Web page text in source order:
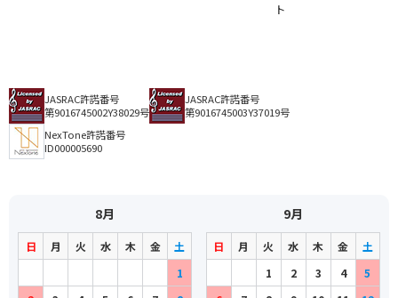
ト
JASRAC許諾番号
第9016745002Y38029号
JASRAC許諾番号
第9016745003Y37019号
NexTone許諾番号
ID000005690
8月
日 月 火 水 木 金
土
1
9月
日 月 火 水 木 金
土
1
2 3 4
5